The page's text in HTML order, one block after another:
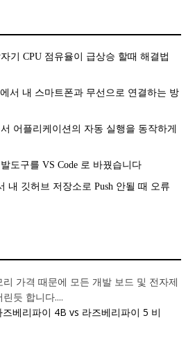
기 CPU 점유율이 급상승 할때 해결법
서 내 스마트폰과 무선으로 연결하는 방
어플리케이션의 자동 실행을 동작하게
도구를 VS Code 로 바꿨습니다
내 깃허브 저장소로 Push 안될 때 오류
리 가격 때문에 모든 개발 보드 및 전자제
듯 합니다....
베리파이 4B vs 라즈베리파이 5 비